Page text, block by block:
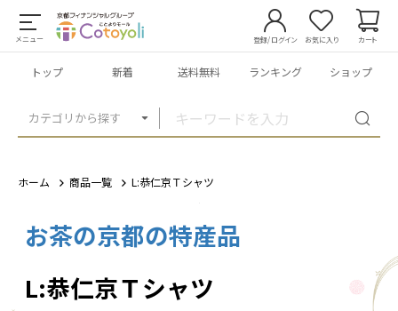
メニュー
カテゴリから探す
登録/ログイン お気に入り カート
トップ 新着 送料無料 ランキング ショップ
ホーム 商品一覧 L:恭仁京Ｔシャツ
お茶の京都の特産品
L:恭仁京Ｔシャツ